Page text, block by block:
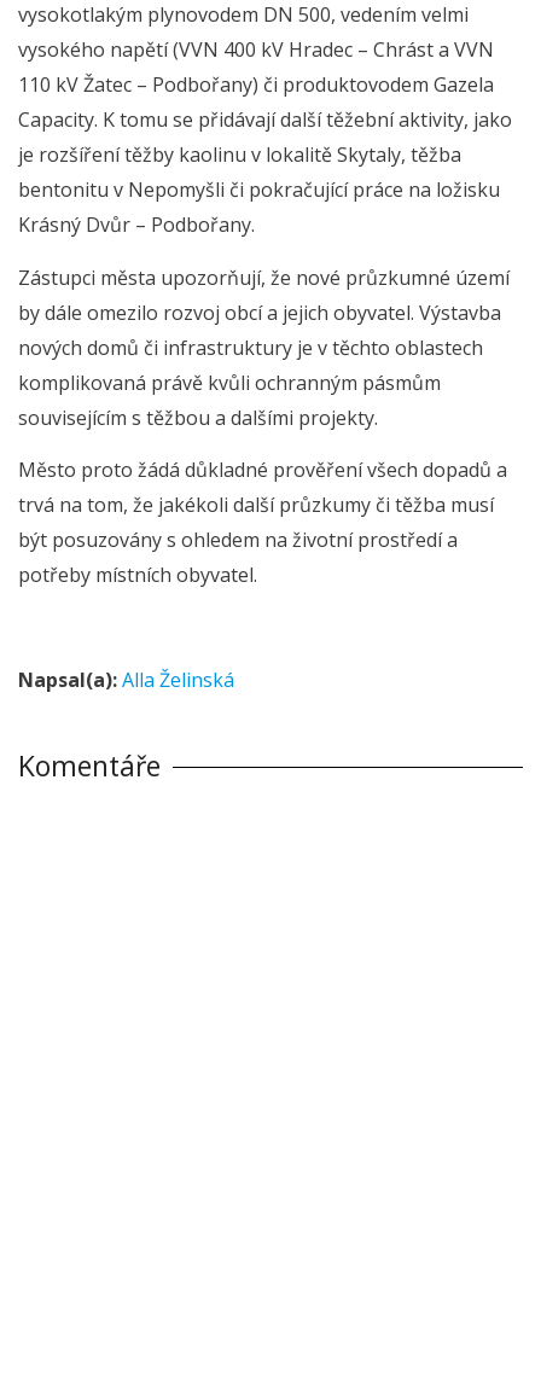
vysokotlakým plynovodem DN 500, vedením velmi
vysokého napětí (VVN 400 kV Hradec – Chrást a VVN
110 kV Žatec – Podbořany) či produktovodem Gazela
Capacity. K tomu se přidávají další těžební aktivity, jako
je rozšíření těžby kaolinu v lokalitě Skytaly, těžba
bentonitu v Nepomyšli či pokračující práce na ložisku
Krásný Dvůr – Podbořany.
Zástupci města upozorňují, že nové průzkumné území
by dále omezilo rozvoj obcí a jejich obyvatel. Výstavba
nových domů či infrastruktury je v těchto oblastech
komplikovaná právě kvůli ochranným pásmům
souvisejícím s těžbou a dalšími projekty.
Město proto žádá důkladné prověření všech dopadů a
trvá na tom, že jakékoli další průzkumy či těžba musí
být posuzovány s ohledem na životní prostředí a
potřeby místních obyvatel.
Napsal(a):Alla Želinská
Komentáře